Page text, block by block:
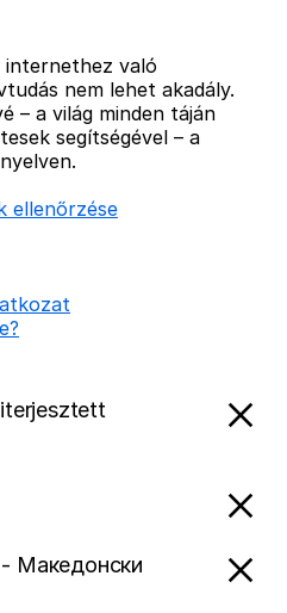
internethez való
nem lehet akadály.
– a világ minden táján
segítségével – a
ellenőrzése
Македонски